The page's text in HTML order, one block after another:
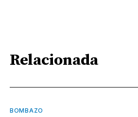
Relacionada
BOMBAZO